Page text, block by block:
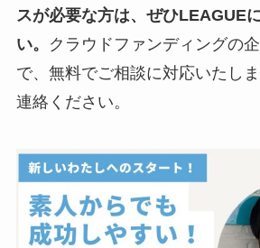
スが必要な方は、ぜひLEAGUE
い。
クラウドファンディングの
で、無料でご相談に対応いたし
連絡ください。